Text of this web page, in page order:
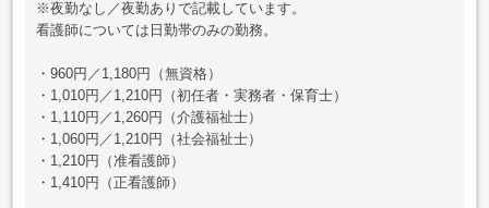
※夜勤なし／夜勤ありで記載しています。
看護師については日勤帯のみの勤務。
・960円／1,180円（無資格）
・1,010円／1,210円（初任者・実務者・保育士）
・1,110円／1,260円（介護福祉士）
・1,060円／1,210円（社会福祉士）
・1,210円（准看護師）
・1,410円（正看護師）